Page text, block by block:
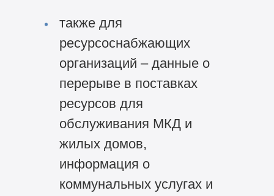
также для
ресурсоснабжающих
организаций – данные о
перерыве в поставках
ресурсов для
обслуживания МКД и
жилых домов,
информация о
коммунальных услугах и